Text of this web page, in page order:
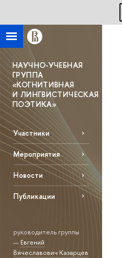
НАУЧНО-УЧЕБНАЯ
ГРУППА
«КОГНИТИВНАЯ
И ЛИНГВИСТИЧЕСКАЯ
ПОЭТИКА»
Участники
Мероприятия
Новости
Публикации
руководитель группы
— Евгений
Вячеславович Казарцев